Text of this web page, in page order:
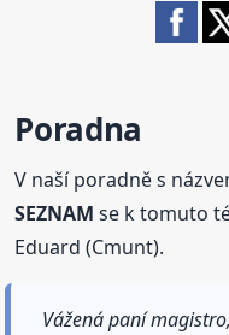
Poradna
V naší poradně s
SEZNAM se k tomuto
Eduard (Cmunt).
Vážená paní magistro,